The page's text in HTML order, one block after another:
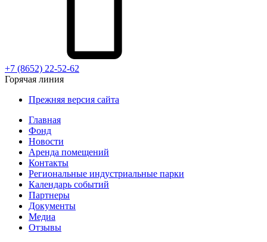
+7 (8652) 22-52-62
Горячая линия
Прежняя версия сайта
Главная
Фонд
Новости
Аренда помещений
Контакты
Региональные индустриальные парки
Календарь событий
Партнеры
Документы
Медиа
Отзывы